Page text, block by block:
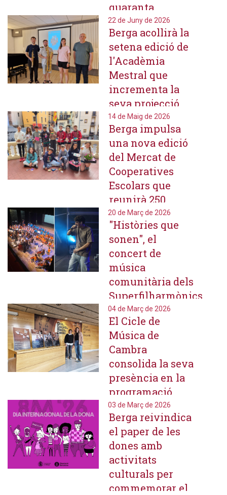
quaranta
estudiants
d'arreu del
territori
22 de Juny de 2026
Berga acollirà la
setena edició de
l'Acadèmia
Mestral que
incrementa la
seva projecció
amb alumnat
internacional
14 de Maig de 2026
Berga impulsa
una nova edició
del Mercat de
Cooperatives
Escolars que
reunirà 250
alumnes
d'escoles de
primària del
Berguedà
20 de Març de 2026
"Històries que
sonen", el
concert de
música
comunitària dels
Superfilharmònics
que reunirà més
de 200 alumnes
al Teatre
Municipal
04 de Març de 2026
El Cicle de
Música de
Cambra
consolida la seva
presència en la
programació
cultural
berguedana amb
propostes
clàssiques i
trencadores
03 de Març de 2026
Berga reivindica
el paper de les
dones amb
activitats
culturals per
commemorar el